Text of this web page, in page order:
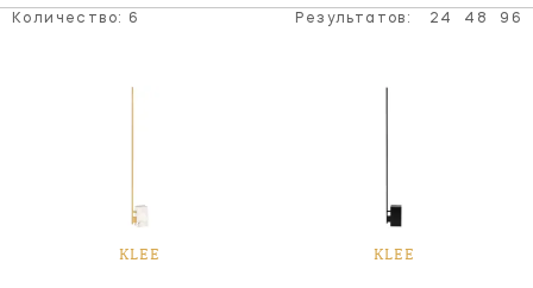
Количество: 6 Результатов: 24 48 96
KLEE KLEE